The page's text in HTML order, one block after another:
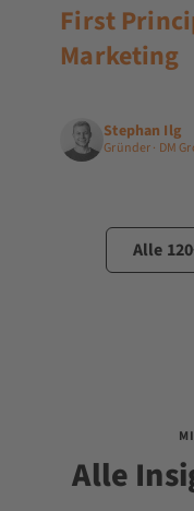
First
Marketing
Stephan Ilg
Gründer · DM
Alle
Alle